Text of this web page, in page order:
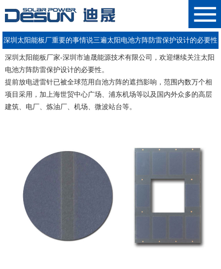
深圳太阳能板厂重要的事情说三遍太阳电池方阵防雷保护设计的必要性
(下)
深圳太阳能板厂家-深圳市迪晟能源技术有限公司， 欢迎继续关注太阳
电池方阵防雷保护设计的必要性。
提前放电进雷针已被全球范用自池方阵的遮挡影响，范围内数万个相
项目采用，加上海世贸中心广场、浦东机场等以及国内外众多的高层
建筑、电厂、炼油厂、机场、微波站台等。